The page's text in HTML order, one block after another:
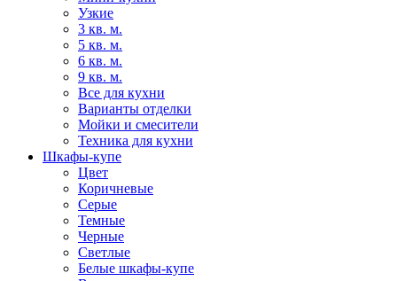
Узкие
3 кв. м.
5 кв. м.
6 кв. м.
9 кв. м.
Все для кухни
Варианты отделки
Мойки и смесители
Техника для кухни
Шкафы-купе
Цвет
Коричневые
Серые
Темные
Черные
Светлые
Белые шкафы-купе